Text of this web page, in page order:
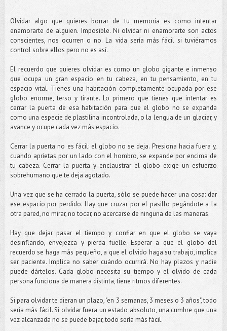
Olvidar algo que quieres borrar de tu memoria es como intentar
enamorarte de alguien. Imposible. Ni olvidar ni enamorarte son actos
conscientes, nos ocurren o no. La vida sería más fácil si tuviéramos
control sobre ellos pero no es así.
El recuerdo que quieres olvidar es como un globo gigante e inmenso
que ocupa un gran espacio en tu cabeza, en tu pensamiento, en tu
espacio vital. Tienes una habitación completamente ocupada por ese
globo enorme, terso y tirante. Lo primero que tienes que intentar es
cerrar la puerta de esa habitación para que el globo no se expanda
como una especie de plastilina incontrolada, o la lengua de un glaciar, y
avance y ocupe cada vez más espacio.
Cerrar la puerta no es fácil: el globo no se deja. Presiona hacia fuera y,
cuando aprietas por un lado con el hombro, se expande por encima de
tu cabeza. Cerrar la puerta y enclaustrar el globo exige un esfuerzo
sobrehumano que te deja agotado.
Una vez que se ha cerrado la puerta, sólo se puede hacer una cosa: dar
ese espacio por perdido. Hay que cruzar por el pasillo pegándote a la
otra pared, no mirar, no tocar, no acercarse de ninguna de las maneras.
Hay que dejar pasar el tiempo y confiar en que el globo se vaya
desinflando, envejezca y pierda fuelle. Esperar a que el globo del
recuerdo se haga más pequeño, a que el olvido haga su trabajo, implica
ser paciente. Implica no saber cuándo ocurrirá. No hay plazos y nadie
puede dártelos. Cada globo necesita su tiempo y el olvido de cada
persona funciona de manera distinta, tiene ritmos diferentes.
Si para olvidar te dieran un plazo, "en 3 semanas, 3 meses o 3 años", todo
sería más fácil. Si olvidar fuera un estado absoluto, una cumbre que una
vez alcanzada no se puede bajar, todo sería más fácil.